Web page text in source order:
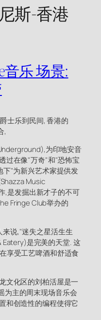
斯-香港
乐 场景:
士乐到民间, 香港的
,
为印地安音
过在像"万奇"和"恐怖宝
"为新兴艺术家提供发
Music
,是发掘出新才子的不可
Fringe Club举办的
说,"迷失之星活生生
是完美的天堂. 这
享受工艺啤酒和舒适食
文化区的刘柏活屋是一
为主的周末现场音乐会
和创造性的编程使得它